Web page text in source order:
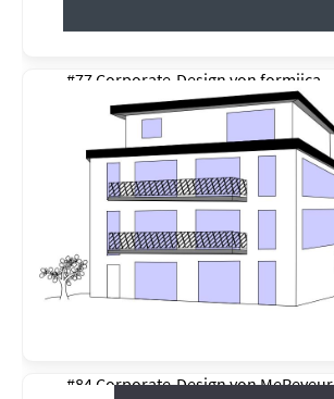
#77 Corporate-Design von formiica
#84 Corporate-Design vonMeReveur